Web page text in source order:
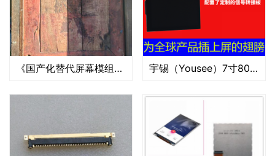
《国产化替代屏幕模组厂先锋——深圳宇锡》 宇锡（Yousee）7寸800*480MIPI信号RGB-50度低温带触摸总成